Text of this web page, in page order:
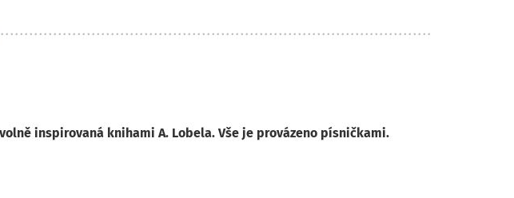
inspirovaná knihami A. Lobela. Vše je provázeno písničkami.